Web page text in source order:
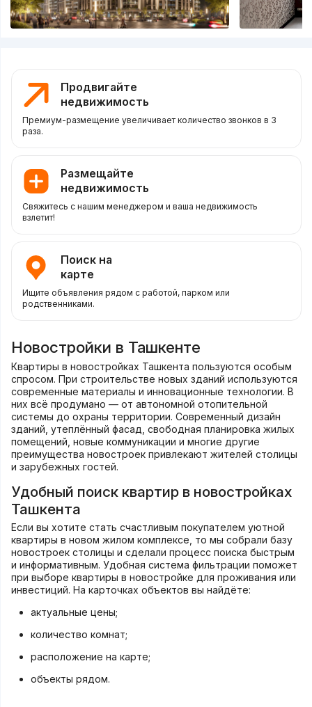
Новостройки в Ташкенте
Квартиры в новостройках Ташкента пользуются особым
спросом. При строительстве новых зданий используются
современные материалы и инновационные технологии. В
них всё продумано — от автономной отопительной
системы до охраны территории. Современный дизайн
зданий, утеплённый фасад, свободная планировка жилых
помещений, новые коммуникации и многие другие
преимущества новостроек привлекают жителей столицы
и зарубежных гостей.
Удобный поиск квартир в новостройках
Ташкента
Если вы хотите стать счастливым покупателем уютной
квартиры в новом жилом комплексе, то мы собрали базу
новостроек столицы и сделали процесс поиска быстрым
и информативным. Удобная система фильтрации поможет
при выборе квартиры в новостройке для проживания или
инвестиций. На карточках объектов вы найдёте:
актуальные цены;
количество комнат;
расположение на карте;
объекты рядом.
Продвигайте
недвижимость
Премиум-размещение увеличивает количество звонков в 3
раза.
Размещайте
недвижимость
Свяжитесь с нашим менеджером и ваша недвижимость
взлетит!
Поиск на
карте
Ищите объявления рядом с работой, парком или
родственниками.